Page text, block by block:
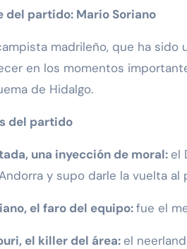
del partido: Mario Soriano
madrileño, que ha sido
en los momentos
de Hidalgo.
del partido
una inyección de moral: el
y supo darle la vuelta
el faro del equipo:fue el
el killer del área: el